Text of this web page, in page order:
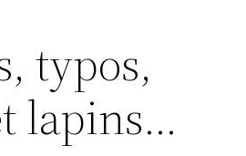
typos,
lapins…